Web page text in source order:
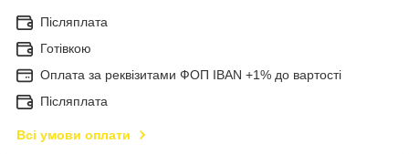
Післяплата
Готівкою
Оплата за реквізитами ФОП IBAN +1% до вартості
Післяплата
Всі умови оплати